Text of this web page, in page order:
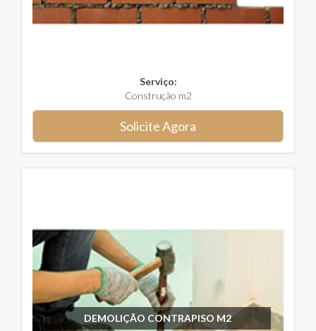
Serviço:
Construção m2
Solicite Agora
DEMOLIÇÃO CONTRAPISO M2